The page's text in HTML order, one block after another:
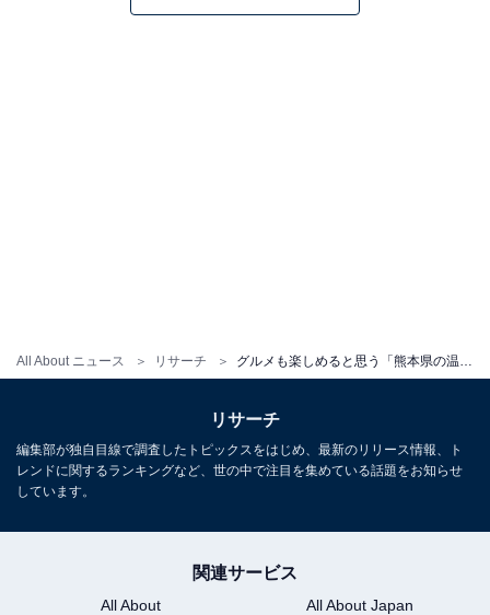
All About ニュース リサーチ
リサーチ
編集部が独自目線で調査したトピックスをはじめ、最新のリリース情報、ト
レンドに関するランキングなど、世の中で注目を集めている話題をお知らせ
しています。
関連サービス
All About
All About Japan